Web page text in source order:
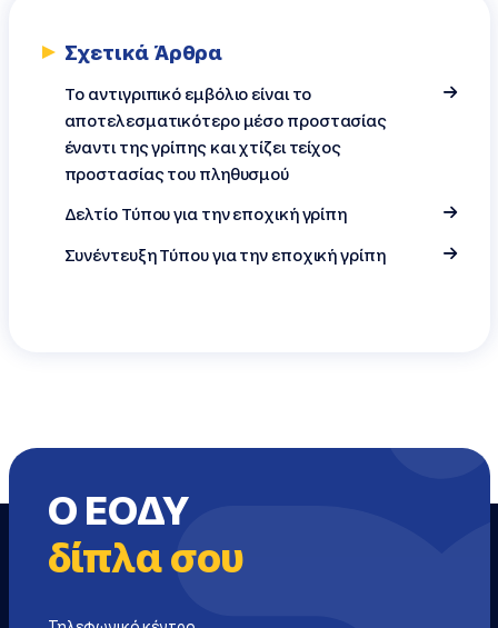
Σχετικά Άρθρα
Tο αντιγριπικό εμβόλιο είναι το
αποτελεσματικότερο μέσο προστασίας
έναντι της γρίπης και χτίζει τείχος
προστασίας του πληθυσμού
Δελτίο Τύπου για την εποχική γρίπη
Συνέντευξη Τύπου για την εποχική γρίπη
Ο ΕΟΔΥ
δίπλα σου